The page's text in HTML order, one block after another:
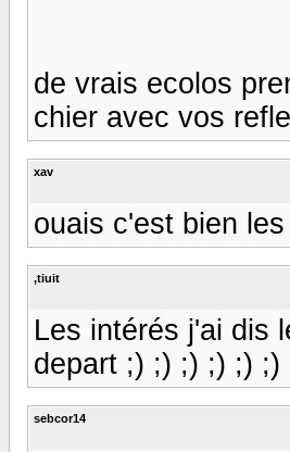
de vrais ecolos
chier avec vos
xav
ouais c'est bien
,tiuit
Les intérés j'ai dis
depart ;) ;) ;) ;) ;)
sebcor14